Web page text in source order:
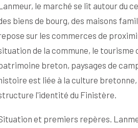
le marché se lit autour du
biens de bourg, des maisons
sur les commerces de
de la commune, le
breton, paysages de
est liée à la culture
l'identité du Finistère.
et premiers repères.